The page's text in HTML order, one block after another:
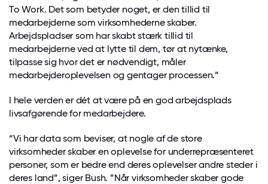
To Work. Det som betyder noget, er den tillid til
medarbejderne som virksomhederne skaber.
Arbejdspladser som har skabt stærk tillid til
medarbejderne ved at lytte til dem, tør at nytænke,
tilpasse sig hvor det er nødvendigt, måler
medarbejderoplevelsen og gentager processen.”
I hele verden er dét at være på en god arbejdsplads
livsafgørende for medarbejdere.
“Vi har data som beviser, at nogle af de store
virksomheder skaber en oplevelse for underrepræsenteret
personer, som er bedre end deres oplevelser andre steder i
deres land”, siger Bush. ”Når virksomheder skaber gode